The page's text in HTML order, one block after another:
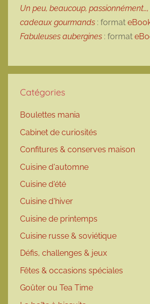
Un peu, beaucoup,
cadeaux gourmands : format
Fabuleuses aubergines : format
Catégories
Boulettes mania
Cabinet de curiosités
Confitures & conserves maison
Cuisine d'automne
Cuisine d'été
Cuisine d'hiver
Cuisine de printemps
Cuisine russe & soviétique
Défis, challenges & jeux
Fêtes & occasions spéciales
Goûter ou Tea Time